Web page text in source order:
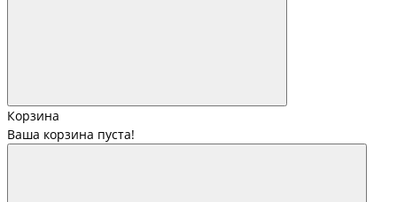
Корзина
Ваша корзина пуста!